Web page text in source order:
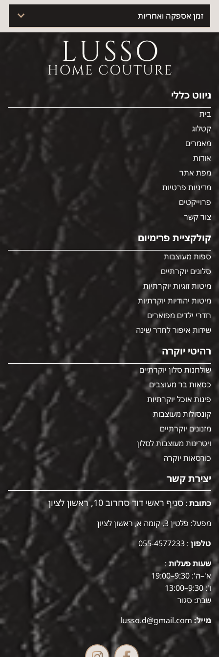
זמן אספקה ואחריות
ניווט כללי
בית
קטלוג
מאמרים
אודות
מפת אתר
מדיניות פרטיות
פרוייקטים
צור קשר
קולקציית פרימיום
ספות מעוצבות
סלונים יוקרתיים
מיטות זוגיות יוקרתיות
מיטות יהודיות יוקרתיות
חדרי ילדים מפוארים
שידות איפור לחדר שינה
רהיטי יוקרה
שולחנות סלון יוקרתיים
כסאות בר מעוצבים
פינות אוכל יוקרתיות
קונסולות מעוצבות
מזנונים יוקרתיים
ויטרינות מעוצבות לסלון
כורסאות יוקרה
יצירת קשר
כתובת :סניף ראשי דוד סחרוב 10, ראשון לציון
מפעל: פלטין 3, קומה א, ראשון לציון
טלפון :
055-4577233
שעות פעלות:
א'–ה': 9:30–19:00
ו': 9:30–13:00
שבת: סגור
מייל:lusso.d@gmail.com